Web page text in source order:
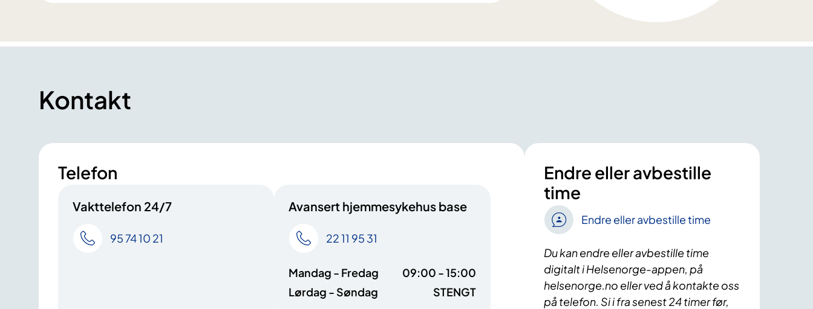
Kontakt
Telefon
Vakttelefon 24/7
95 74 10 21
Avansert hjemmesykehus base
22 11 95 31
Mandag - Fredag
09:00 - 15:00
Lørdag - Søndag
STENGT
Endre eller avbestille
time
Endre eller avbestille time
Du kan endre eller avbestille time
digitalt i Helsenorge-appen, på
helsenorge.no eller ved å kontakte oss
på telefon. Si i fra senest 24 timer før,